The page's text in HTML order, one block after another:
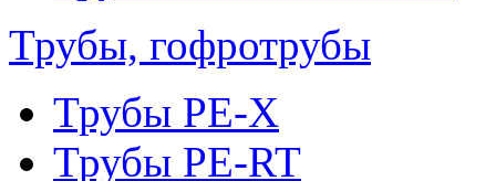
Трубы, гофротрубы
Трубы PE-X
Трубы PE-RT